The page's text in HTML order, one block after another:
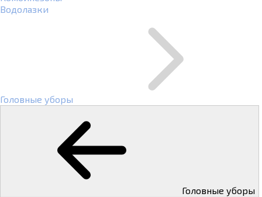
Водолазки
Головные уборы
Головные уборы